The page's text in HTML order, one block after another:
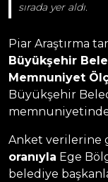
sırada yer aldı.
Piar Araştırma
Büyükşehir
Memnuniyet
Büyükşehir
Anket verilerine
oranıyla Ege
belediye